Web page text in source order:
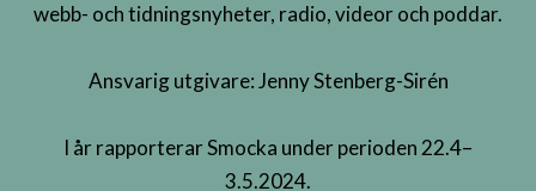
webb- och tidningsnyheter, radio, videor och poddar.
Ansvarig utgivare: Jenny Stenberg-Sirén
I år rapporterar Smocka under perioden 22.4–
3.5.2024.